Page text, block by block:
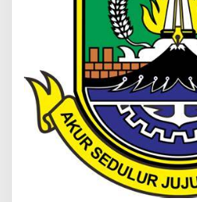
g
o
n
,
S
u
d
a
h
S
i
a
p